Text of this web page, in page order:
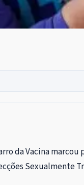
da Vacina
Sexualmente